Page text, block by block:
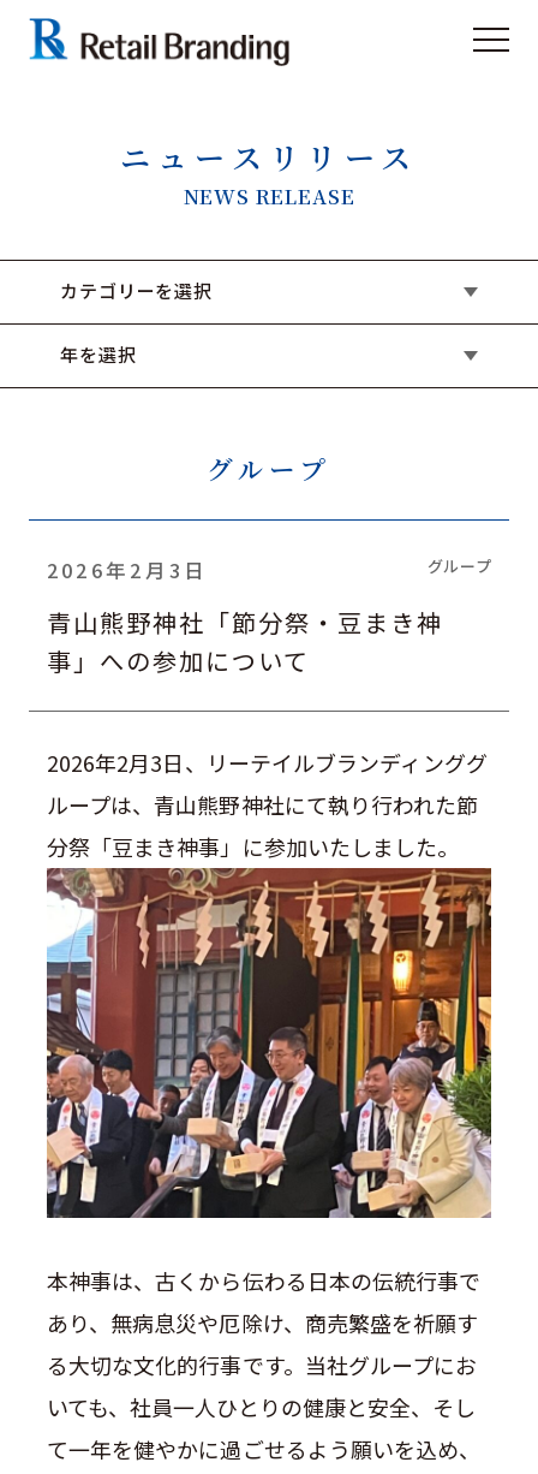
ニュースリリース
NEWS RELEASE
カテゴリーを選択
年を選択
グループ
2026年2月3日 グループ
青山熊野神社「節分祭・豆まき神
事」への参加について
2026年2月3日、リーテイルブランディンググ
ループは、青山熊野神社にて執り行われた節
分祭「豆まき神事」に参加いたしました。
本神事は、古くから伝わる日本の伝統行事で
あり、無病息災や厄除け、商売繁盛を祈願す
る大切な文化的行事です。当社グループにお
いても、社員一人ひとりの健康と安全、そし
て一年を健やかに過ごせるよう願いを込め、